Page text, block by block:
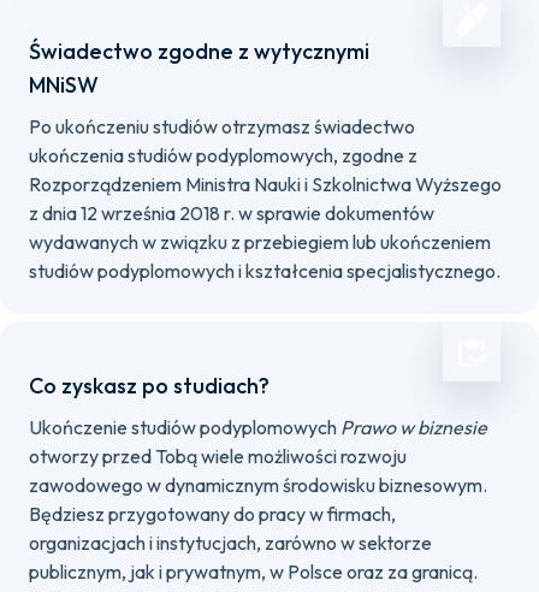
Świadectwo zgodne z wytycznymi
MNiSW
Po ukończeniu studiów otrzymasz świadectwo
ukończenia studiów podyplomowych, zgodne z
Rozporządzeniem Ministra Nauki i Szkolnictwa Wyższego
z dnia 12 września 2018 r. w sprawie dokumentów
wydawanych w związku z przebiegiem lub ukończeniem
studiów podyplomowych i kształcenia specjalistycznego.
Co zyskasz po studiach?
Ukończenie studiów podyplomowych Prawo w biznesie
otworzy przed Tobą wiele możliwości rozwoju
zawodowego w dynamicznym środowisku biznesowym.
Będziesz przygotowany do pracy w firmach,
organizacjach i instytucjach, zarówno w sektorze
publicznym, jak i prywatnym, w Polsce oraz za granicą.